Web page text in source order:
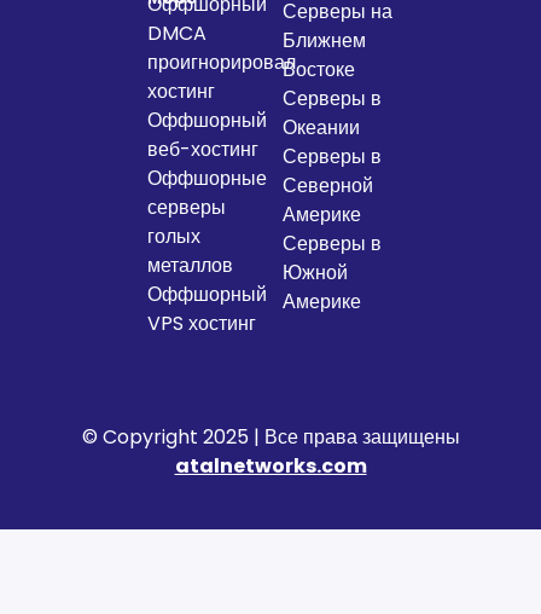
DMCA
проигнорировал
хостинг
Оффшорный
веб-хостинг
Оффшорные
серверы
голых
металлов
Оффшорный
VPS хостинг
Серверы на
Ближнем
Востоке
Серверы в
Океании
Серверы в
Северной
Америке
Серверы в
Южной
Америке
© Copyright 2025 | Все права защищены
atalnetworks.com